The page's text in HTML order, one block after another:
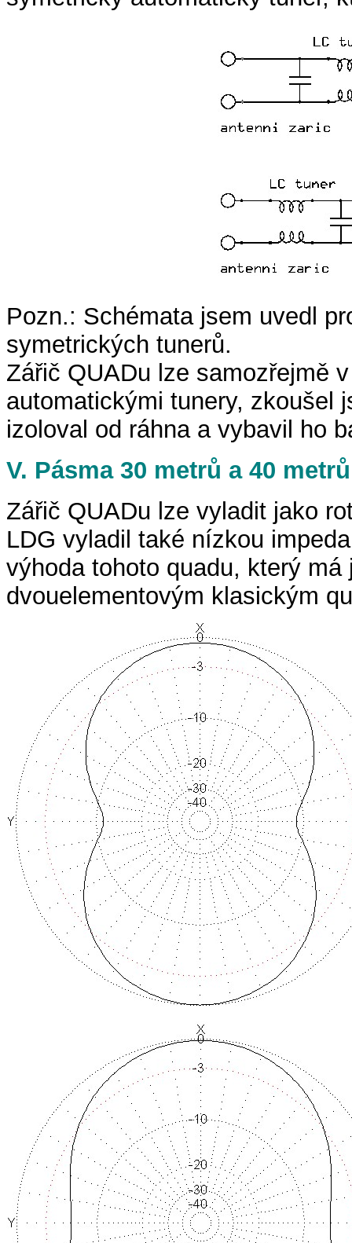
Pozn.: Schémata jsem uvedl
symetrických tunerů.
Zářič QUADu lze samozřejmě
automatickými tunery, zkoušel
izoloval od ráhna a vybavil ho
V. Pásma 30 metrů a 40 metrů
Zářič QUADu lze vyladit jako
LDG vyladil také nízkou
výhoda tohoto quadu, který
dvouelementovým klasickým